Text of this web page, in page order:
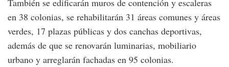
También se edificarán muros de contención y escaleras
en 38 colonias, se rehabilitarán 31 áreas comunes y áreas
verdes, 17 plazas públicas y dos canchas deportivas,
además de que se renovarán luminarias, mobiliario
urbano y arreglarán fachadas en 95 colonias.